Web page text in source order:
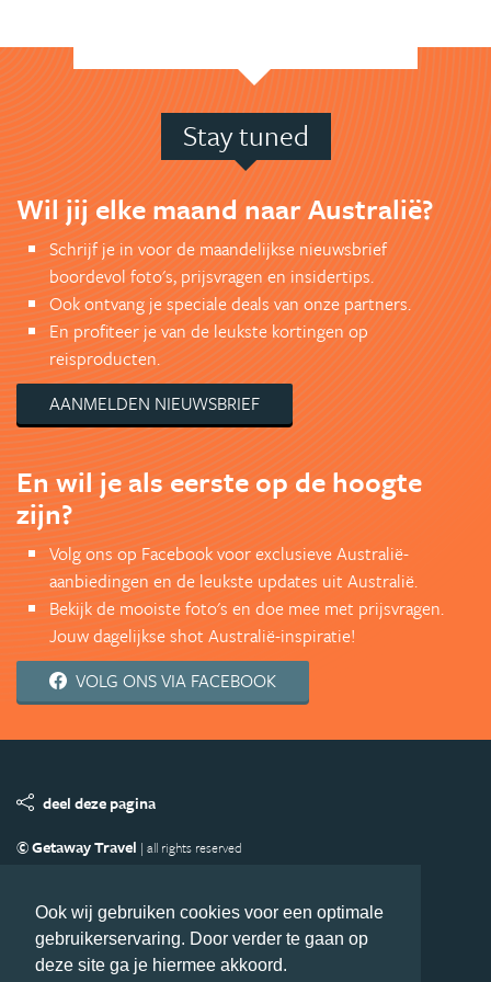
Ook wij gebruiken cookies voor een optimale
gebruikerservaring. Door verder te gaan op
deze site ga je hiermee akkoord.
Stay tuned
Wil jij elke maand naar Australië?
Schrijf je in voor de maandelijkse nieuwsbrief
boordevol foto's, prijsvragen en insidertips.
Ook ontvang je speciale deals van onze partners.
En profiteer je van de leukste kortingen op
reisproducten.
AANMELDEN NIEUWSBRIEF
En wil je als eerste op de hoogte
zijn?
Volg ons op Facebook voor exclusieve Australië-
aanbiedingen en de leukste updates uit Australië.
Bekijk de mooiste foto's en doe mee met prijsvragen.
Jouw dagelijkse shot Australië-inspiratie!
VOLG ONS VIA FACEBOOK
deel deze pagina
© Getaway Travel | all rights reserved
Copyright
Privacy statement Disclaimer
Cookies
Volg Australie.nl
Nieuwsbrief
Facebook